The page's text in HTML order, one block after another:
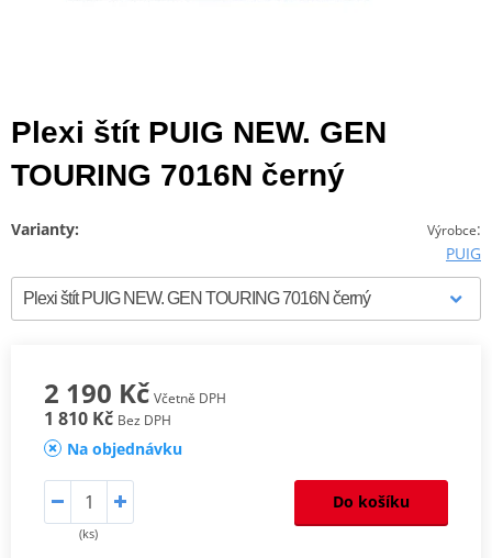
Plexi štít PUIG NEW. GEN
TOURING 7016N černý
Výrobce:
PUIG
Varianty:
2 190 Kč Včetně DPH
1 810 Kč Bez DPH
Na objednávku
(ks)
Do košíku